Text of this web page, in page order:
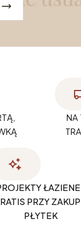
NA
PRZY
PŁYTEK